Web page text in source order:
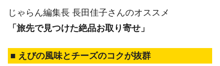
じゃらん編集長 長田佳子さんのオススメ
「旅先で見つけた絶品お取り寄せ」
■ えびの風味とチーズのコクが抜群